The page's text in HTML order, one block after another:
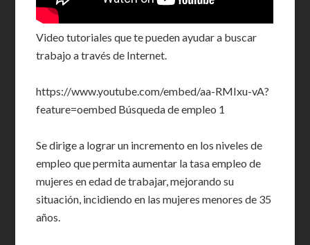
Video tutoriales que te pueden ayudar a buscar
trabajo a través de Internet.
https://www.youtube.com/embed/aa-RMIxu-vA?
feature=oembed Búsqueda de empleo 1
Se dirige a lograr un incremento en los niveles de
empleo que permita aumentar la tasa empleo de
mujeres en edad de trabajar, mejorando su
situación, incidiendo en las mujeres menores de 35
años.